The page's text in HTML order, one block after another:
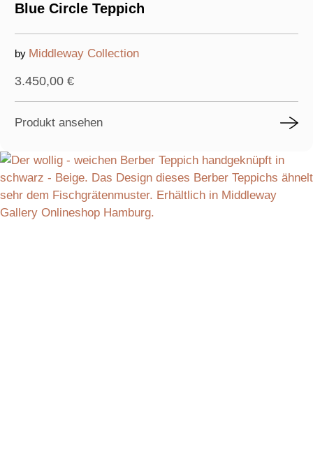
Blue Circle Teppich
by Middleway Collection
3.450,00 €
Produkt ansehen